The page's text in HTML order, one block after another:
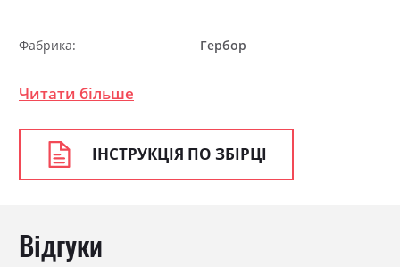
Фабрика:
Гербор
Колір (Корпус):
Колір матеріалу
венге магія/штрокс темний
Стиль
класика, мінімалізм,
модерн, ретро
Читати більше
ІНСТРУКЦІЯ ПО ЗБІРЦІ
Відгуки